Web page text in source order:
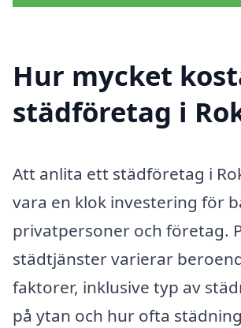
Hur mycket
städföretag i
Att anlita ett städföretag i
vara en klok investering för
privatpersoner och företag.
städtjänster varierar
faktorer, inklusive typ av
på ytan och hur ofta